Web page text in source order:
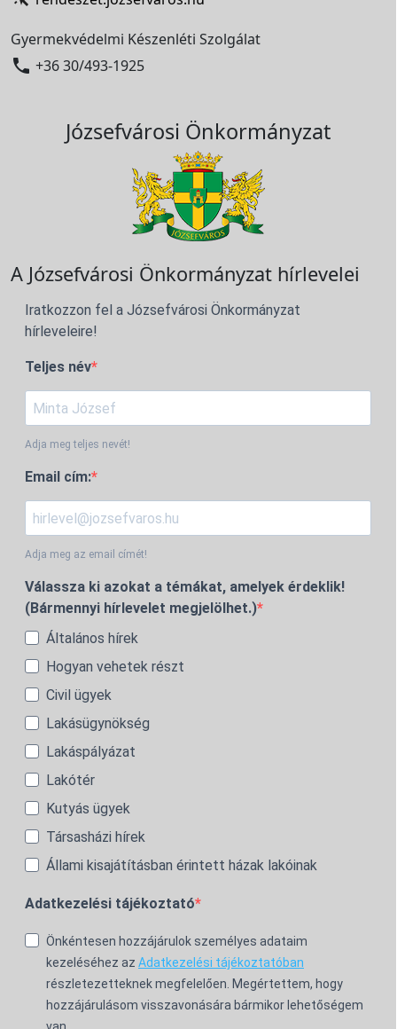
Gyermekvédelmi Készenléti Szolgálat
 +36 30/493-1925
Józsefvárosi Önkormányzat
A Józsefvárosi Önkormányzat hírlevelei
Iratkozzon fel a Józsefvárosi Önkormányzat
hírleveleire!
Teljes név
Adja meg teljes nevét!
Email cím:
Adja meg az email címét!
Válassza ki azokat a témákat, amelyek érdeklik!
(Bármennyi hírlevelet megjelölhet.)
Általános hírek
Hogyan vehetek részt
Civil ügyek
Lakásügynökség
Lakáspályázat
Lakótér
Kutyás ügyek
Társasházi hírek
Állami kisajátításban érintett házak lakóinak
Adatkezelési tájékoztató
Önkéntesen hozzájárulok személyes adataim
kezeléséhez az Adatkezelési tájékoztatóban
részletezetteknek megfelelően. Megértettem, hogy
hozzájárulásom visszavonására bármikor lehetőségem